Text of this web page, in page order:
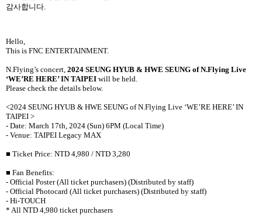
감사합니다.
Hello,
This is FNC ENTERTAINMENT.
N.Flying’s concert, 2024 SEUNG HYUB & HWE SEUNG of N.Flying Live
‘WE’RE HERE’ IN TAIPEI will be held.
Please check the details below.
<2024 SEUNG HYUB & HWE SEUNG of N.Flying Live ‘WE’RE HERE’ IN
TAIPEI >
- Date: March 17th, 2024 (Sun) 6PM (Local Time)
- Venue: TAIPEI Legacy MAX
■ Ticket Price: NTD 4,980 / NTD 3,280
■ Fan Benefits:
- Official Poster (All ticket purchasers) (Distributed by staff)
- Official Photocard (All ticket purchasers) (Distributed by staff)
- Hi-TOUCH
* All NTD 4,980 ticket purchasers